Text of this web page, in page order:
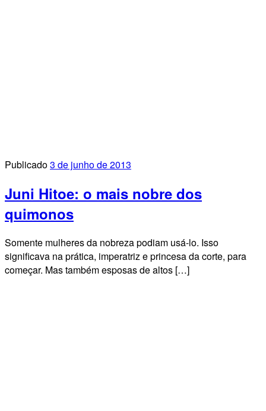
Publicado3 de junho de 2013
Juni Hitoe: o mais nobre dos
quimonos
Somente mulheres da nobreza podiam usá-lo. Isso
significava na prática, imperatriz e princesa da corte, para
começar. Mas também esposas de altos […]